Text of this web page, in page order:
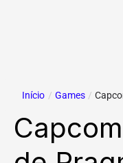
Início / Games /